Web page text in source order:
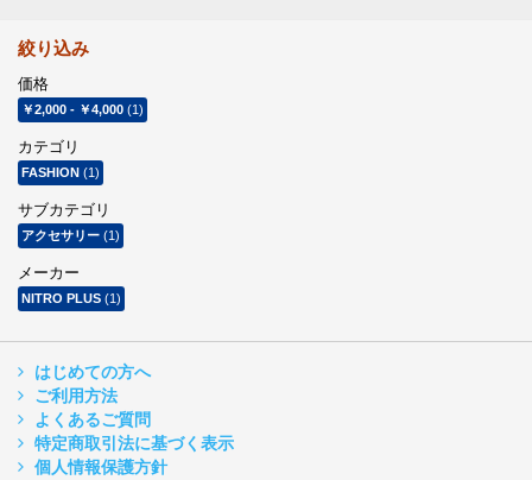
絞り込み
価格
￥2,000 - ￥4,000 (1)
カテゴリ
FASHION (1)
サブカテゴリ
アクセサリー (1)
メーカー
NITRO PLUS (1)
はじめての方へ
ご利用方法
よくあるご質問
特定商取引法に基づく表示
個人情報保護方針